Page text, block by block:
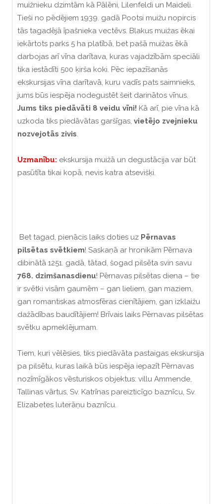
muižnieku dzimtām kā Pālēni, Lilenfeldi un Maideli.
Tieši no pēdējiem 1939. gadā Pootsi muižu nopircis
tās tagadējā īpašnieka vectēvs. Blakus muižas ēkai
iekārtots parks 5 ha platībā, bet pašā muižas ēkā
darbojas arī vīna darītava, kuras vajadzībām speciāli
tika iestādīti 500 ķirša koki. Pēc iepazīšanās
ekskursijas vīna darītavā, kuru vadīs pats saimnieks,
jums būs iespēja nodegustēt šeit darinātos vīnus.
Jums tiks piedāvāti 8 veidu vīni! Kā arī, pie vīna kā
uzkoda tiks piedāvātas garšīgas, vietējo zvejnieku
nozvejotās zivis.
Uzmanību: ekskursija muižā un degustācija var būt
pasūtīta tikai kopā, nevis katra atsevišķi.
Bet tagad, pienācis laiks doties uz Pērnavas
pilsētas svētkiem! Saskaņā ar hronikām Pērnava
dibinātā 1251. gadā, tātad, šogad pilsēta svin savu
768. dzimšanasdienu! Pērnavas pilsētas diena – tie
ir svētki visām gaumēm – gan lieliem, gan maziem,
gan romantiskas atmosfēras cienītājiem, gan izklaižu
dažādības baudītājiem! Brīvais laiks Pērnavas pilsētas
svētku apmeklējumam.
Tiem, kuri vēlēsies, tiks piedāvāta pastaigas ekskursija
pa pilsētu, kuras laikā būs iespēja iepazīt Pērnavas
nozīmīgākos vēsturiskos objektus: villu Ammende,
Tallinas vārtus, Sv. Katrīnas pareizticīgo baznīcu, Sv.
Elizabetes luterāņu baznīcu.